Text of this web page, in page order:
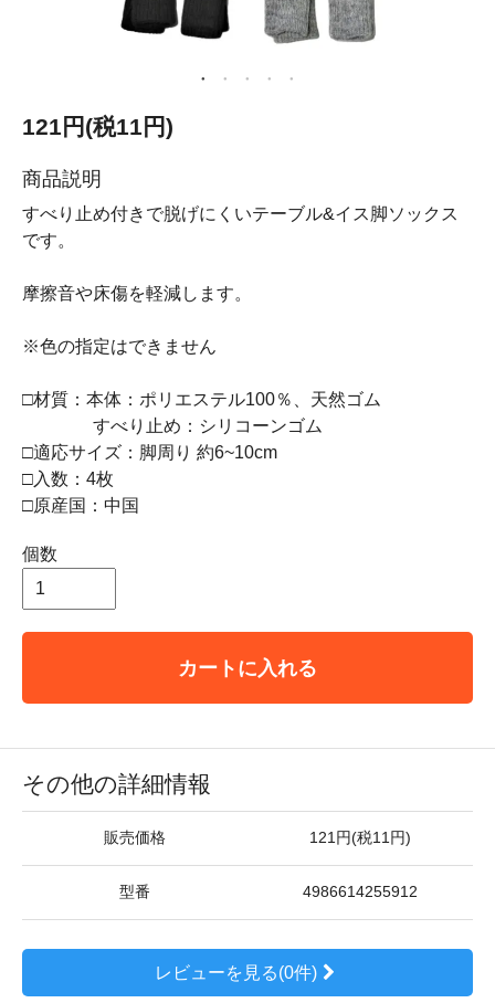
121円(税11円)
商品説明
すべり止め付きで脱げにくいテーブル&イス脚ソックス
です。
摩擦音や床傷を軽減します。
※色の指定はできません
□材質：本体：ポリエステル100％、天然ゴム
すべり止め：シリコーンゴム
□適応サイズ：脚周り 約6~10cm
□入数：4枚
□原産国：中国
個数
カートに入れる
その他の詳細情報
販売価格 121円(税11円)
型番 4986614255912
レビューを見る(0件)